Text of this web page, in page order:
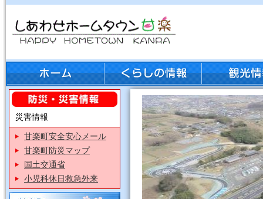
災害情報
甘楽町安全安心メール
甘楽町防災マップ
国土交通省
小児科休日救急外来